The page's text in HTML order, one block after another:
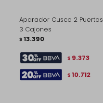
Aparador Cusco 2 Puertas
3 Cajones
$ 13.390
$ 9.373
$ 10.712